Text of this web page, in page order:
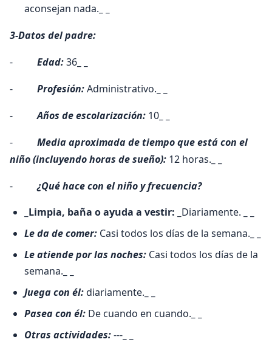
aconsejan nada.
3-Datos del padre:
- Edad:36
- Profesión:Administrativo.
-Años de escolarización: 10
- Media aproximada de tiempo que está con el
niño (incluyendo horas de sueño): 12 horas.
-¿Qué hace con el niño y frecuencia?
_Limpia, baña o ayuda a vestir: _ Diariamente.
Le da de comer: Casi todos los días de la semana.
Le atiende por las noches: Casi todos los días de la
semana.
Juega con él:diariamente.
Pasea con él: De cuando en cuando.
Otras actividades:---